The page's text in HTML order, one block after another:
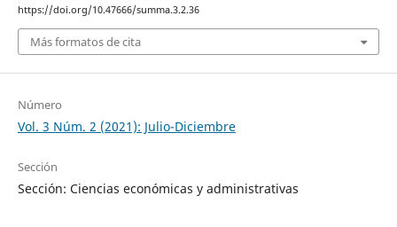
https://doi.org/10.47666/summa.3.2.36
Más formatos de cita
Número
Vol. 3 Núm. 2 (2021): Julio-Diciembre
Sección
Sección: Ciencias económicas y administrativas